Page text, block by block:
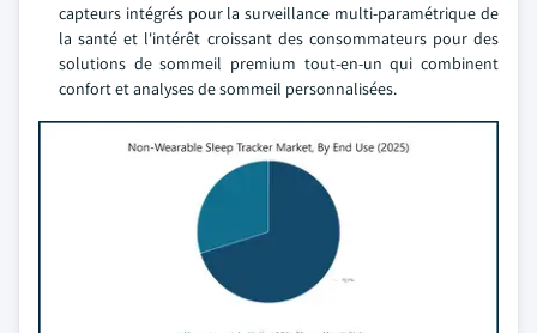
capteurs intégrés pour la surveillance multi-paramétrique de
la santé et l'intérêt croissant des consommateurs pour des
solutions de sommeil premium tout-en-un qui combinent
confort et analyses de sommeil personnalisées.